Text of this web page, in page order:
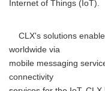
Internet of Things (IoT).
CLX's solutions
worldwide via
mobile messaging
connectivity